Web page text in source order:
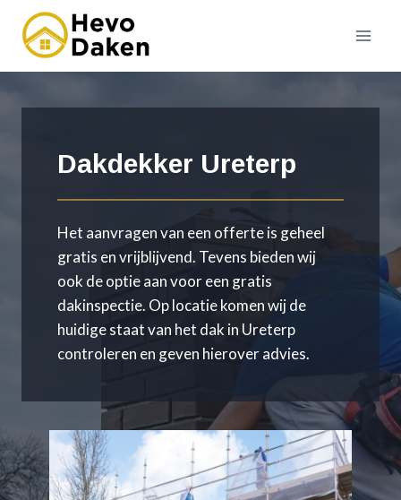
Doorgaan
naar
inhoud
Dakdekker Ureterp
Het aanvragen van een offerte is geheel
gratis en vrijblijvend. Tevens bieden wij
ook de optie aan voor een gratis
dakinspectie. Op locatie komen wij de
huidige staat van het dak in Ureterp
controleren en geven hierover advies.